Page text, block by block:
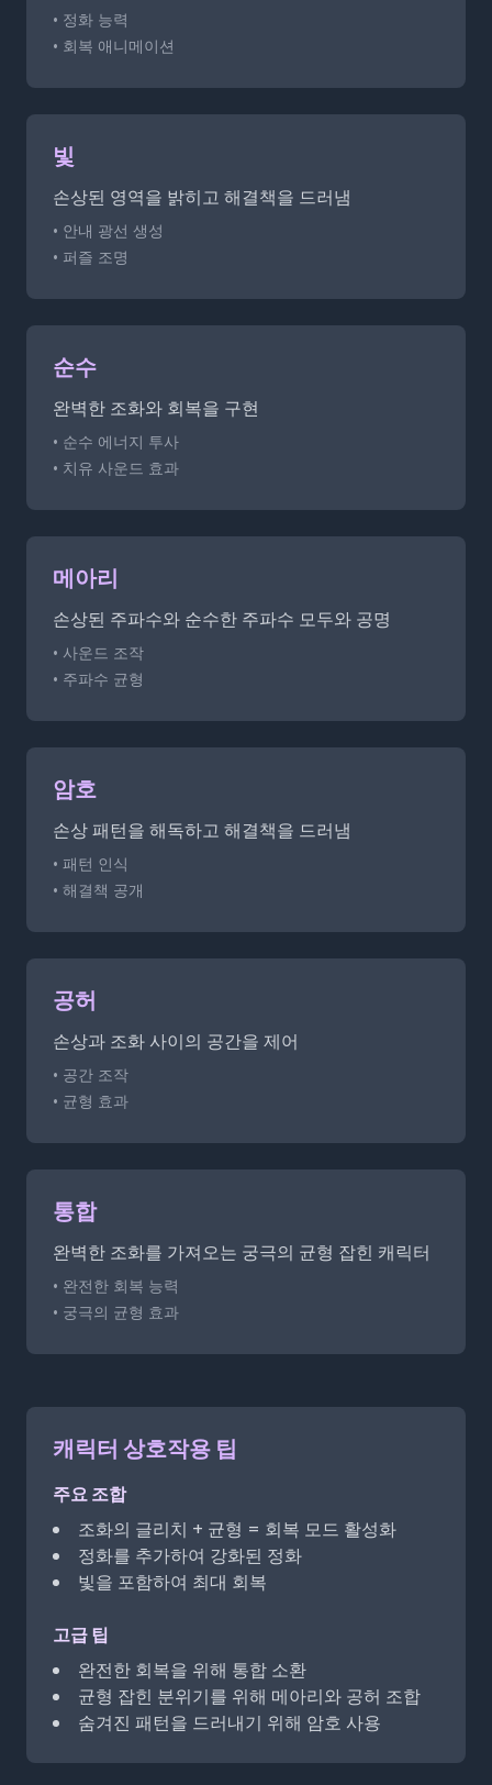
• 정화 능력
• 회복 애니메이션
빛
손상된 영역을 밝히고 해결책을 드러냄
• 안내 광선 생성
• 퍼즐 조명
순수
완벽한 조화와 회복을 구현
• 순수 에너지 투사
• 치유 사운드 효과
메아리
손상된 주파수와 순수한 주파수 모두와 공명
• 사운드 조작
• 주파수 균형
암호
손상 패턴을 해독하고 해결책을 드러냄
• 패턴 인식
• 해결책 공개
공허
손상과 조화 사이의 공간을 제어
• 공간 조작
• 균형 효과
통합
완벽한 조화를 가져오는 궁극의 균형 잡힌 캐릭터
• 완전한 회복 능력
• 궁극의 균형 효과
캐릭터 상호작용 팁
주요 조합
조화의 글리치 + 균형 = 회복 모드 활성화
정화를 추가하여 강화된 정화
빛을 포함하여 최대 회복
고급 팁
완전한 회복을 위해 통합 소환
균형 잡힌 분위기를 위해 메아리와 공허 조합
숨겨진 패턴을 드러내기 위해 암호 사용